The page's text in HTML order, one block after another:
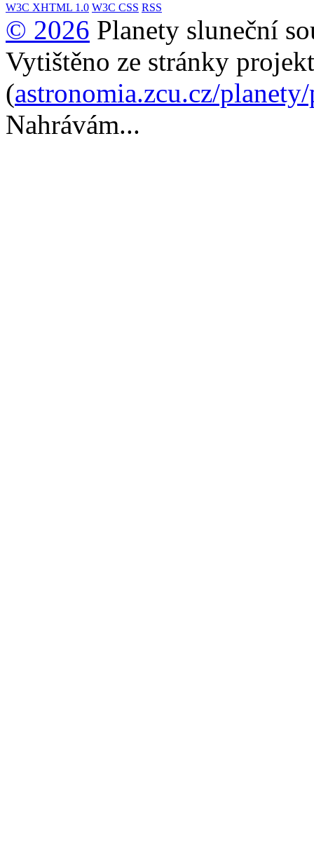
W3C XHTML 1.0 W3C CSS RSS
© 2026 Planety sluneční
Vytištěno ze stránky
(astronomia.zcu.cz/
Nahrávám...